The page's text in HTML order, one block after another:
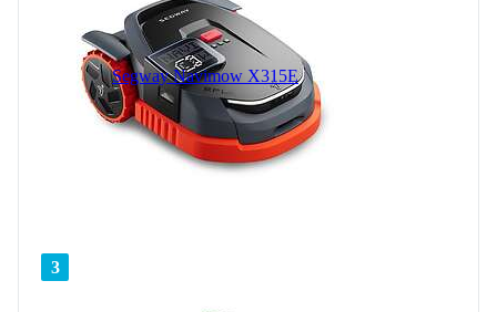
Segway Navimow X315E
3